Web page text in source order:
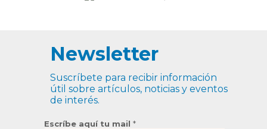
Newsletter
Suscríbete para recibir información
útil sobre artículos, noticias y eventos
de interés.
Escríbe aquí tu mail *